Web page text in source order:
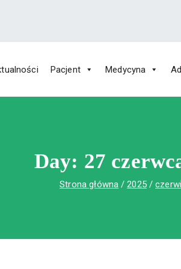
Św. Rafała w Czerwonej Górze
Rafała w Czerwonej Górze
Pacjent Medycyna
Day: 27
Strona główna 2025